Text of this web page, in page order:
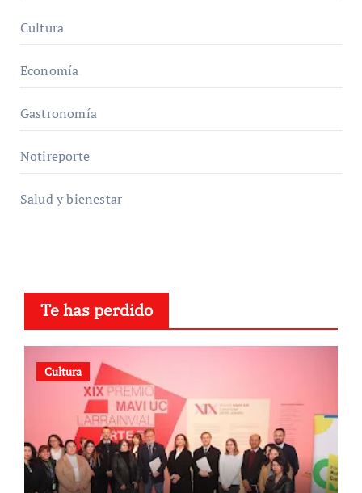
Cultura
Economía
Gastronomía
Notireporte
Salud y bienestar
Te has perdido
Cultura